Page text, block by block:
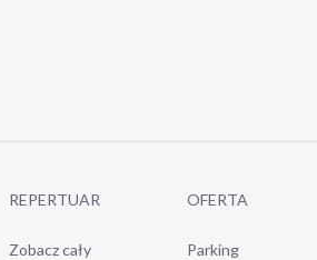
REPERTUAR
Zobacz cały
OFERTA
Parking